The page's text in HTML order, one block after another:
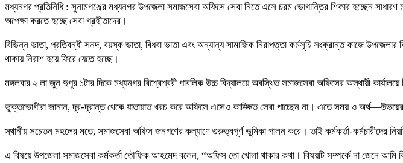
মধ্যনগর প্রতিনিধি : সুনামগঞ্জের মধ্যনগর উপজেলা সমাজসেবা অফিসে সেবা নিতে এসে চরম ভোগান্তির শিকার হচ্ছেন
অপেক্ষা করতে হচ্ছে সেবা গ্রহীতাদের।
বিভিন্ন ভাতা, প্রতিবন্ধী সনদ, বয়স্ক ভাতা, বিধবা ভাতা এবং অন্যান্য সামাজিক নিরাপত্তা কর্মসূচি সংক্রান্ত কাজে
থাকায় নিরাশ হয়ে ফিরে যেতে হচ্ছে।
মঙ্গলবার ২ লা জুন দুপুর ১টার দিকে মধ্যনগর বিশ্বেশ্বরী পাবলিক উচ্চ বিদ্যালয়ে অবস্থিত সমাজসেবা অফিসের অস্থায়ী
ভুক্তভোগীরা জানান, দূর-দূরান্ত থেকে যাতায়াত খরচ করে অফিসে এসেও কাঙ্ক্ষিত সেবা পাচ্ছেন না। এতে সময় ও
স্থানীয় সচেতন মহলের মতে, সমাজসেবা অফিস জনগণের কল্যাণে গুরুত্বপূর্ণ ভূমিকা পালন করে। তাই কর্মকর্তা-কর্মচারীদের
এ বিষয়ে উপজেলা সমাজসেবা কর্মকর্তা তৌফিক আহমেদ বলেন, “অফিস তো খোলা থাকার কথা। বিষয়টি সম্পর্কে না জেনে আমি